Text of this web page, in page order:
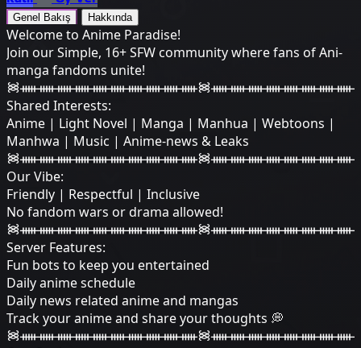
Genel Bakış Hakkında
Welcome to Anime Paradise!
Join our Simple, 16+ SFW community where fans of Ani-
manga fandoms unite!
Shared Interests:
Anime | Light Novel | Manga | Manhua | Webtoons |
Manhwa | Music | Anime-news & Leaks
Our Vibe:
Friendly | Respectful | Inclusive
No fandom wars or drama allowed!
Server Features:
Fun bots to keep you entertained
Daily anime schedule
Daily news related anime and mangas
Track your anime and share your thoughts 💭